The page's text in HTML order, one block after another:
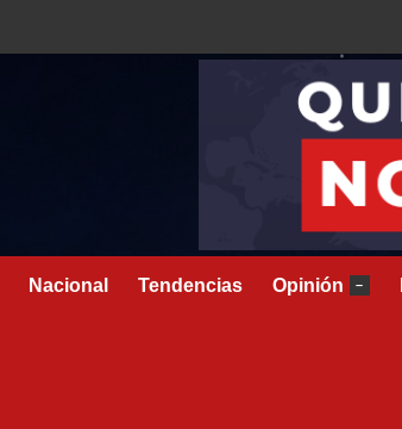
Nacional Tendencias Opinión –